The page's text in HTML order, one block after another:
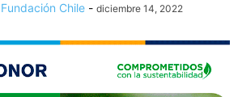
Fundación Chile - diciembre 14, 2022